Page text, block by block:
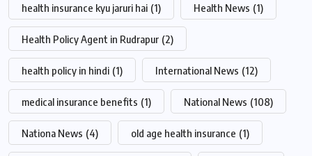
health insurance kyu jaruri hai (1) Health News (1)
Health Policy Agent in Rudrapur (2)
health policy in hindi (1) International News (12)
medical insurance benefits (1) National News (108)
Nationa News (4) old age health insurance (1)